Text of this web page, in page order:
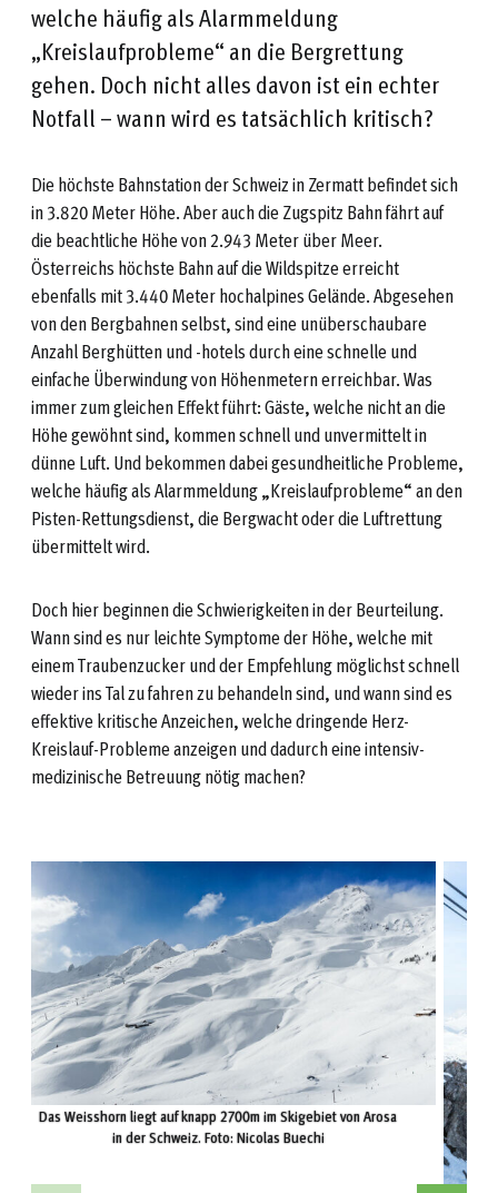
welche häufig als Alarmmeldung
„Kreislaufprobleme“ an die Bergrettung
gehen. Doch nicht alles davon ist ein echter
Notfall – wann wird es tatsächlich kritisch?
Die höchste Bahnstation der Schweiz in Zermatt befindet sich
in 3.820 Meter Höhe. Aber auch die Zugspitz Bahn fährt auf
die beachtliche Höhe von 2.943 Meter über Meer.
Österreichs höchste Bahn auf die Wildspitze erreicht
ebenfalls mit 3.440 Meter hochalpines Gelände. Abgesehen
von den Bergbahnen selbst, sind eine unüberschaubare
Anzahl Berghütten und -hotels durch eine schnelle und
einfache Überwindung von Höhenmetern erreichbar. Was
immer zum gleichen Effekt führt: Gäste, welche nicht an die
Höhe gewöhnt sind, kommen schnell und unvermittelt in
dünne Luft. Und bekommen dabei gesundheitliche Probleme,
welche häufig als Alarmmeldung „Kreislaufprobleme“ an den
Pisten-Rettungsdienst, die Bergwacht oder die Luftrettung
übermittelt wird.
Doch hier beginnen die Schwierigkeiten in der Beurteilung.
Wann sind es nur leichte Symptome der Höhe, welche mit
einem Traubenzucker und der Empfehlung möglichst schnell
wieder ins Tal zu fahren zu behandeln sind, und wann sind es
effektive kritische Anzeichen, welche dringende Herz-
Kreislauf-Probleme anzeigen und dadurch eine intensiv-
medizinische Betreuung nötig machen?
Das Weisshorn liegt auf knapp 2700m im Skigebiet von Arosa
in der Schweiz. Foto: Nicolas Buechi